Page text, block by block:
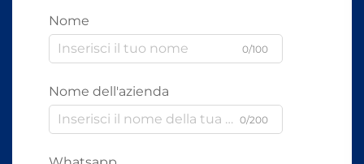
Nome
0/100
Nome dell'azienda
0/200